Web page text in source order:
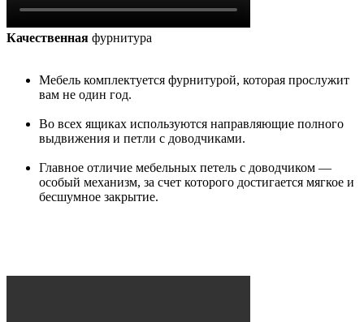
Качественная фурнитура
Мебель комплектуется фурнитурой, которая прослужит
вам не один год.
Во всех ящиках используются направляющие полного
выдвижения и петли с доводчиками.
Главное отличие мебельных петель с доводчиком —
особый механизм, за счет которого достигается мягкое и
бесшумное закрытие.